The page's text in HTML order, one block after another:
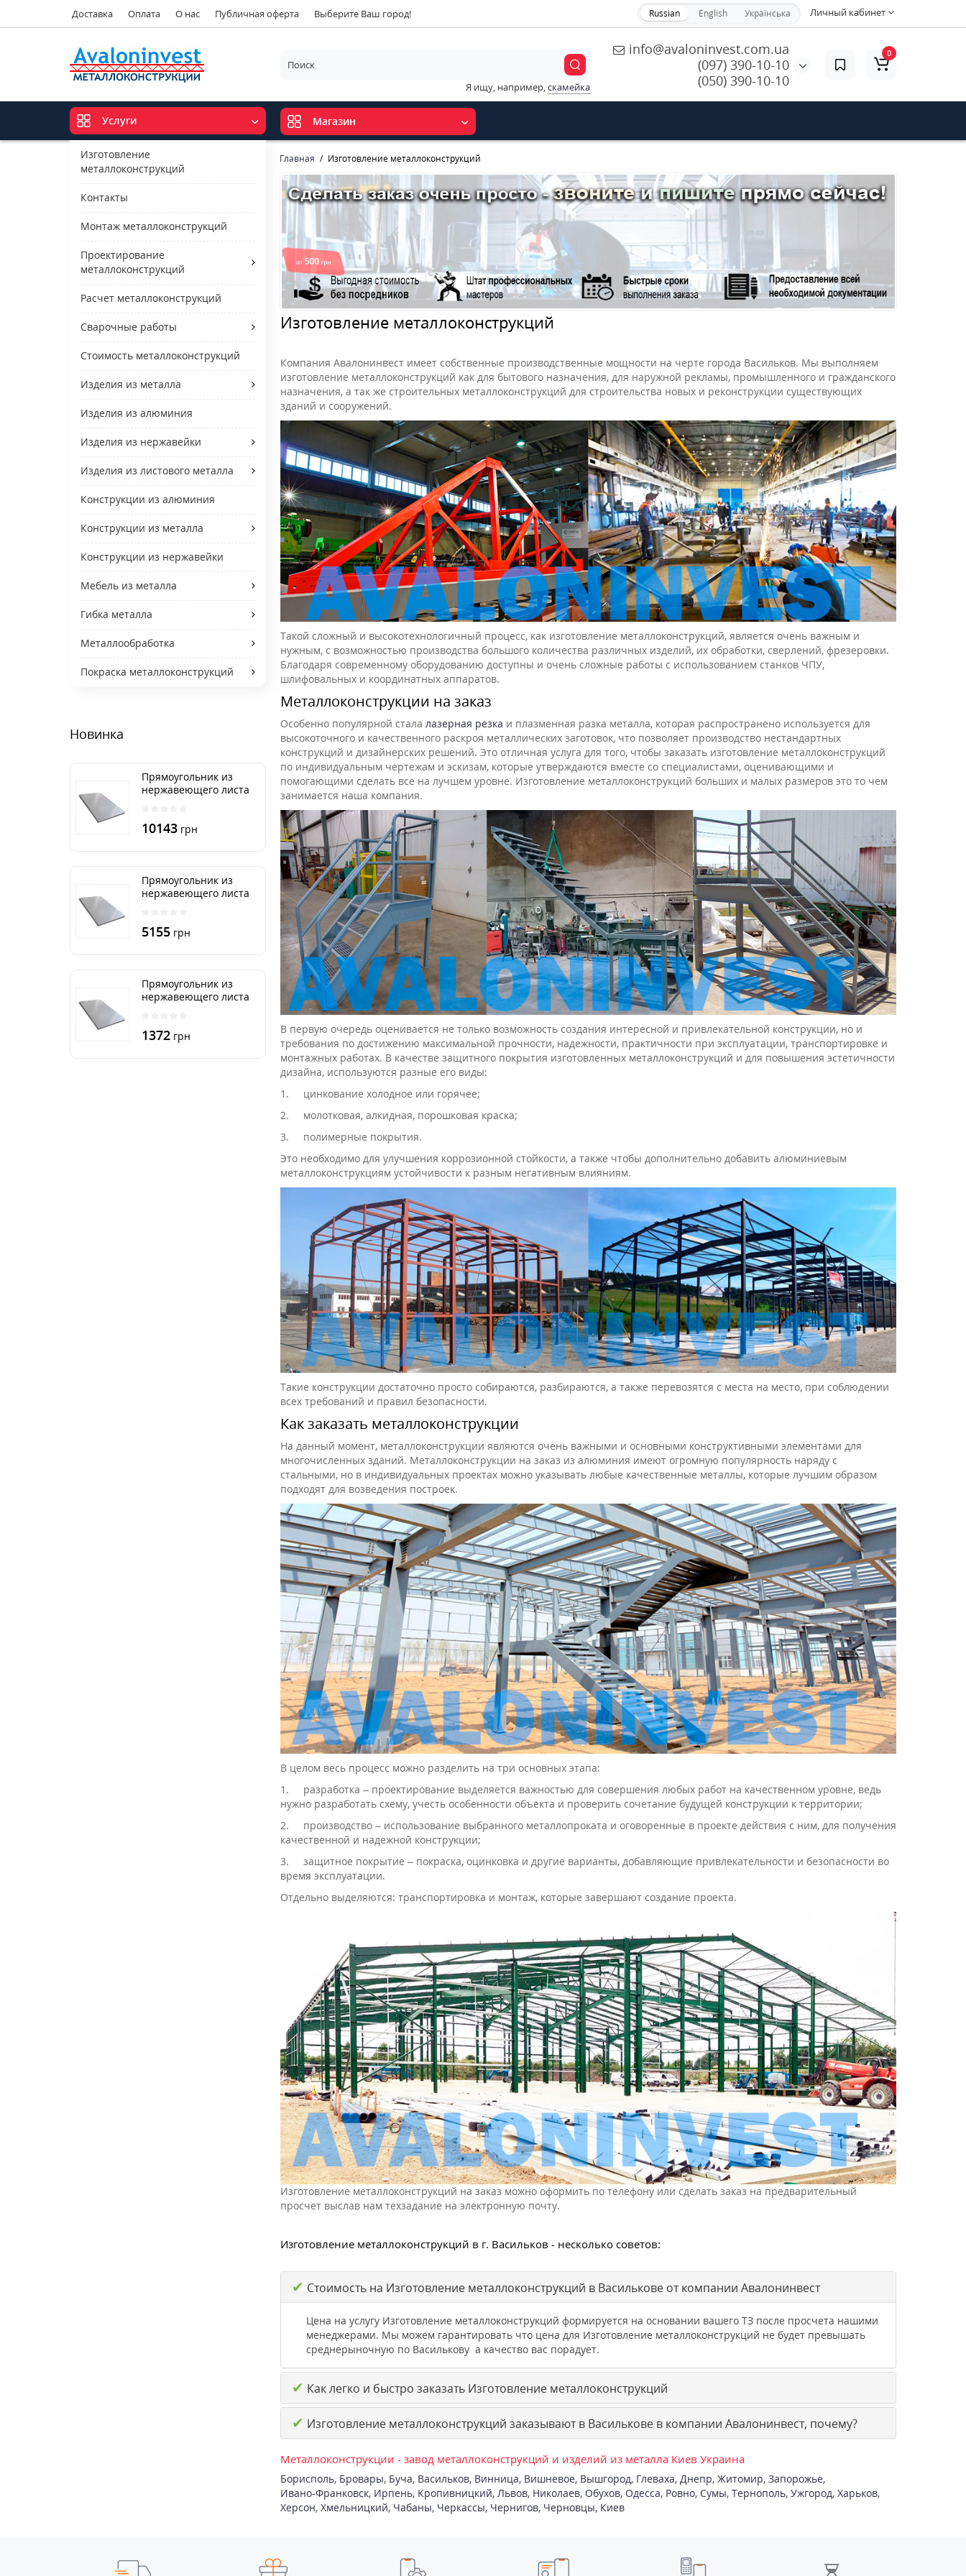
Доставка Оплата О нас Публичная оферта Выберите Ваш город! Личный кабинет
Russian English Українська
info@avaloninvest.com.ua
(097) 390-10-10
(050) 390-10-10
Я ищу, например,скамейка
0
Услуги
Изготовление
металлоконструкций
Контакты
Монтаж металлоконструкций
Проектирование
металлоконструкций
Расчет металлоконструкций
Сварочные работы
Стоимость металлоконструкций
Изделия из металла
Изделия из алюминия
Изделия из нержавейки
Изделия из листового металла
Конструкции из алюминия
Конструкции из металла
Конструкции из нержавейки
Мебель из металла
Гибка металла
Металлообработка
Покраска металлоконструкций
Магазин
Главная Изготовление металлоконструкций
Новинка
Прямоугольник из
нержавеющего листа
10143 грн
Прямоугольник из
нержавеющего листа
5155 грн
Прямоугольник из
нержавеющего листа
1372 грн
Изготовление металлоконструкций
Компания Авалонинвест имеет собственные производственные мощности на черте города Васильков. Мы выполняем
изготовление металлоконструкций как для бытового назначения, для наружной рекламы, промышленного и гражданского
назначения, а так же строительных металлоконструкций для строительства новых и реконструкции существующих
зданий и сооружений.
Такой сложный и высокотехнологичный процесс, как изготовление металлоконструкций, является очень важным и
нужным, с возможностью производства большого количества различных изделий, их обработки, сверлений, фрезеровки.
Благодаря современному оборудованию доступны и очень сложные работы с использованием станков ЧПУ,
шлифовальных и координатных аппаратов.
Металлоконструкции на заказ
Особенно популярной стала лазерная резка и плазменная разка металла, которая распространено используется для
высокоточного и качественного раскроя металлических заготовок, что позволяет производство нестандартных
конструкций и дизайнерских решений. Это отличная услуга для того, чтобы заказать изготовление металлоконструкций
по индивидуальным чертежам и эскизам, которые утверждаются вместе со специалистами, оценивающими и
помогающими сделать все на лучшем уровне. Изготовление металлоконструкций больших и малых размеров это то чем
занимается наша компания.
В первую очередь оценивается не только возможность создания интересной и привлекательной конструкции, но и
требования по достижению максимальной прочности, надежности, практичности при эксплуатации, транспортировке и
монтажных работах. В качестве защитного покрытия изготовленных металлоконструкций и для повышения эстетичности
дизайна, используются разные его виды:
1.
цинкование холодное или горячее;
2.
молотковая, алкидная, порошковая краска;
3.
полимерные покрытия.
Это необходимо для улучшения коррозионной стойкости, а также чтобы дополнительно добавить алюминиевым
металлоконструкциям устойчивости к разным негативным влияниям.
Такие конструкции достаточно просто собираются, разбираются, а также перевозятся с места на место, при соблюдении
всех требований и правил безопасности.
Как заказать металлоконструкции
На данный момент, металлоконструкции являются очень важными и основными конструктивными элементами для
многочисленных зданий. Металлоконструкции на заказ из алюминия имеют огромную популярность наряду с
стальными, но в индивидуальных проектах можно указывать любые качественные металлы, которые лучшим образом
подходят для возведения построек.
В целом весь процесс можно разделить на три основных этапа:
1.
разработка – проектирование выделяется важностью для совершения любых работ на качественном уровне, ведь
нужно разработать схему, учесть особенности объекта и проверить сочетание будущей конструкции к территории;
2.
производство – использование выбранного металлопроката и оговоренные в проекте действия с ним, для получения
качественной и надежной конструкции;
3.
защитное покрытие – покраска, оцинковка и другие варианты, добавляющие привлекательности и безопасности во
время эксплуатации.
Отдельно выделяются: транспортировка и монтаж, которые завершают создание проекта.
Изготовление металлоконструкций на заказ можно оформить по телефону или сделать заказ на предварительный
просчет выслав нам техзадание на электронную почту.
Изготовление металлоконструкций в г. Васильков - несколько советов:
✔ Стоимость на Изготовление металлоконструкций в Василькове от компании Авалонинвест
Цена на услугу Изготовление металлоконструкций формируется на основании вашего ТЗ после просчета нашими
менеджерами. Мы можем гарантировать что цена для Изготовление металлоконструкций не будет превышать
среднерыночную по Василькову а качество вас порадует.
✔ Как легко и быстро заказать Изготовление металлоконструкций
✔ Изготовление металлоконструкций заказывают в Василькове в компании Авалонинвест, почему?
Металлоконструкции - завод металлоконструкций и изделий из металла Киев Украина
Борисполь, Бровары, Буча, Васильков, Винница, Вишневое, Вышгород, Глеваха, Днепр, Житомир, Запорожье,
Ивано-Франковск, Ирпень, Кропивницкий, Львов, Николаев, Обухов, Одесса, Ровно, Сумы, Тернополь, Ужгород, Харьков,
Херсон, Хмельницкий, Чабаны, Черкассы, Чернигов, Черновцы, Киев